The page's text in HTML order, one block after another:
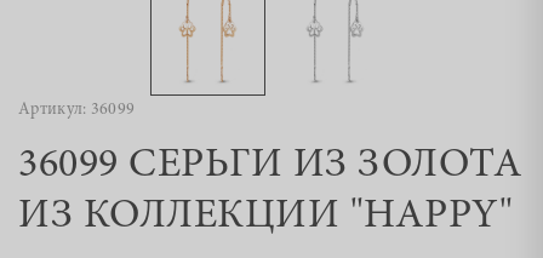
Артикул: 36099
36099 СЕРЬГИ ИЗ ЗОЛОТА
ИЗ КОЛЛЕКЦИИ "HAPPY"